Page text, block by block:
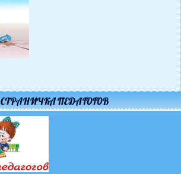
СТРАНИЧКА ПЕДАГОГОВ